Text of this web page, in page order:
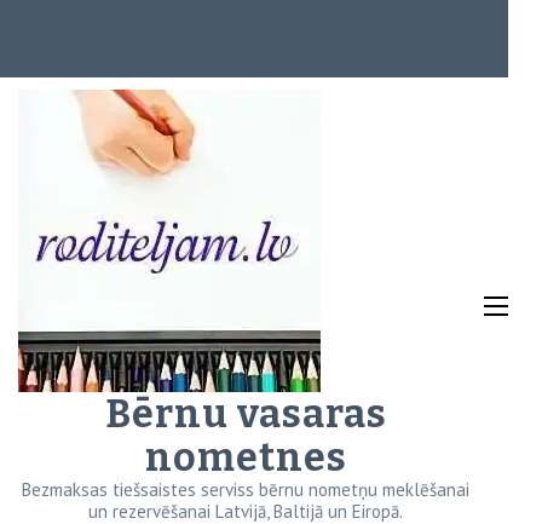
Bērnu vasaras
nometnes
Bezmaksas tiešsaistes serviss bērnu nometņu meklēšanai
un rezervēšanai Latvijā, Baltijā un Eiropā.